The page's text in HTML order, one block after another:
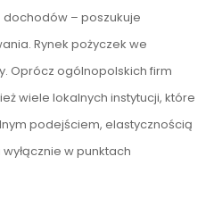
– poszukuje
Rynek pożyczek we
Oprócz ogólnopolskich firm
wiele lokalnych instytucji, które
podejściem, elastycznością
w punktach